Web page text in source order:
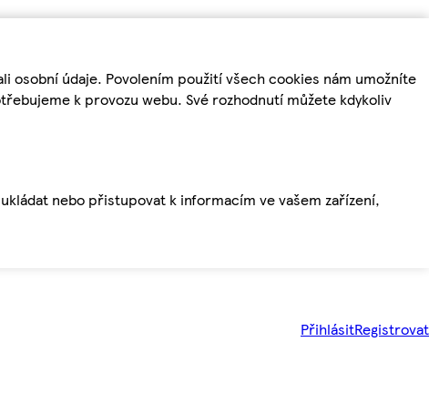
osobní údaje. Povolením použití všech cookies nám umožníte
k provozu webu. Své rozhodnutí můžete kdykoliv
nebo přistupovat k informacím ve vašem zařízení,
PřihlásitRegistrovat